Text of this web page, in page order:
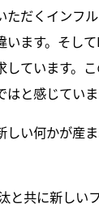
ただくインフ
います。そし
しています。
と感じていま
しい何かが産
と共に新しい